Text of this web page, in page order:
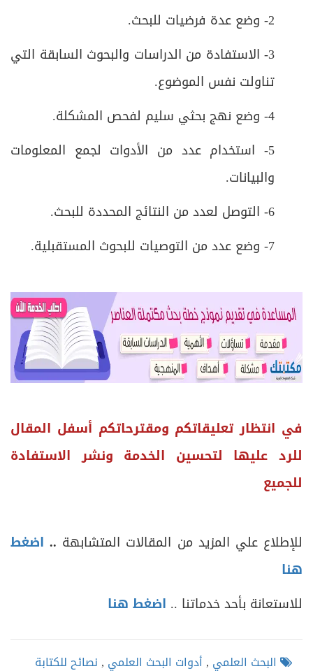
2- وضع عدة فرضيات للبحث.
3- الاستفادة من الدراسات والبحوث السابقة التي
تناولت نفس الموضوع.
4- وضع نهج بحثي سليم لفحص المشكلة.
5- استخدام عدد من الأدوات لجمع المعلومات
والبيانات.
6- التوصل لعدد من النتائج المحددة للبحث.
7- وضع عدد من التوصيات للبحوث المستقبلية.
في انتظار تعليقاتكم ومقترحاتكم أسفل المقال
للرد عليها لتحسين الخدمة ونشر الاستفادة
للجميع
للإطلاع علي المزيد من المقالات المتشابهة .. اضغط
هنا
للاستعانة بأحد خدماتنا .. اضغط هنا
البحث العلمي ,أدوات البحث العلمي ,نصائح للكتابة